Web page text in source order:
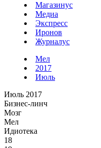
Магазинус
Медиа
Экспресс
Иронов
Журналус
Мел
2017
Июль
Июль 2017
Бизнес-линч
Мозг
Мел
Идиотека
18